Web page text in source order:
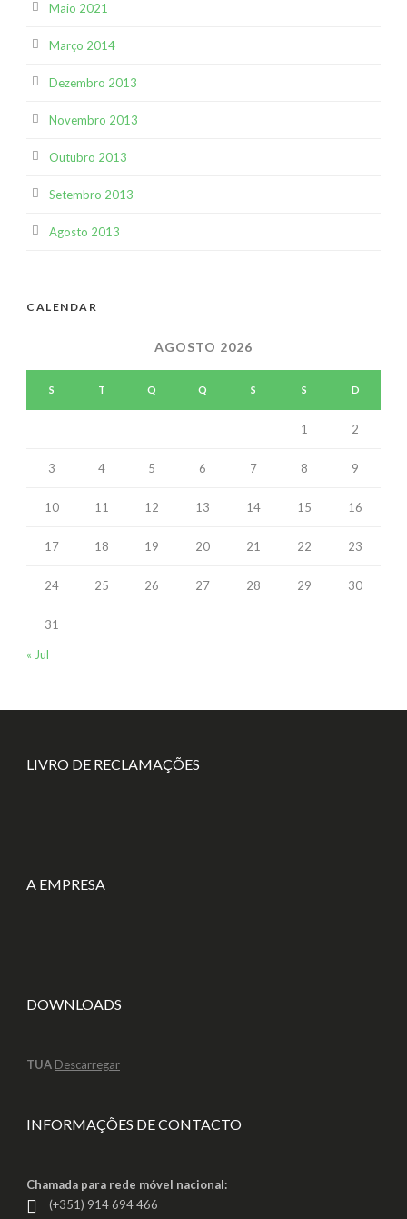
Maio 2021
Março 2014
Dezembro 2013
Novembro 2013
Outubro 2013
Setembro 2013
Agosto 2013
CALENDAR
AGOSTO 2026
S T Q Q S S D
1 2
3 4 5 6 7 8 9
10 11 12 13 14 15 16
17 18 19 20 21 22 23
24 25 26 27 28 29 30
31
« Jul
LIVRO DE RECLAMAÇÕES
A EMPRESA
DOWNLOADS
TUA Descarregar
INFORMAÇÕES DE CONTACTO
Chamada para rede móvel nacional:
(+351) 914 694 466